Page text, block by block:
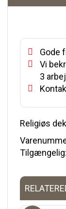
Gode
Vi
3
Religiøs